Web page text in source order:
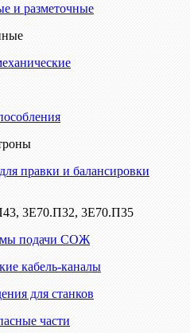
и разметочные
правки и балансировки
3Е70.П32, 3Е70.П35
подачи СОЖ
кабель-каналы
для станков
части